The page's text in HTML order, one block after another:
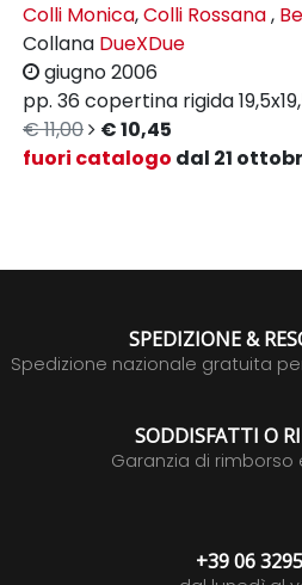
Colli Monica,Colli Rossana,
Collana DueXDue
giugno 2006
pp. 36 copertina rigida
€ 11,00
€ 10,45
fuori catalogo dal 21
SPEDIZIONE &
Spedizione nazionale gratuita
SODDISFATTI O
Garanzia di rimborso
+39 06